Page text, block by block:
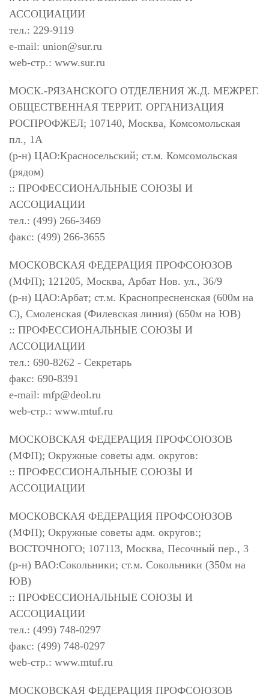
АССОЦИАЦИИ
тел.: 229-9119
e-mail: union@sur.ru
web-стр.: www.sur.ru
МОСК.-РЯЗАНСКОГО ОТДЕЛЕНИЯ Ж.Д. МЕЖРЕГ.
ОБЩЕСТВЕННАЯ ТЕРРИТ. ОРГАНИЗАЦИЯ
РОСПРОФЖЕЛ; 107140, Москва, Комсомольская
пл., 1А
(р-н) ЦАО:Красносельский; ст.м. Комсомольская
(рядом)
:: ПРОФЕССИОНАЛЬНЫЕ СОЮЗЫ И
АССОЦИАЦИИ
тел.: (499) 266-3469
факс: (499) 266-3655
МОСКОВСКАЯ ФЕДЕРАЦИЯ ПРОФСОЮЗОВ
(МФП); 121205, Москва, Арбат Нов. ул., 36/9
(р-н) ЦАО:Арбат; ст.м. Краснопресненская (600м на
С), Смоленская (Филевская линия) (650м на ЮВ)
:: ПРОФЕССИОНАЛЬНЫЕ СОЮЗЫ И
АССОЦИАЦИИ
тел.: 690-8262 - Секретарь
факс: 690-8391
e-mail: mfp@deol.ru
web-стр.: www.mtuf.ru
МОСКОВСКАЯ ФЕДЕРАЦИЯ ПРОФСОЮЗОВ
(МФП); Окружные советы адм. округов:
:: ПРОФЕССИОНАЛЬНЫЕ СОЮЗЫ И
АССОЦИАЦИИ
МОСКОВСКАЯ ФЕДЕРАЦИЯ ПРОФСОЮЗОВ
(МФП); Окружные советы адм. округов:;
ВОСТОЧНОГО; 107113, Москва, Песочный пер., 3
(р-н) ВАО:Сокольники; ст.м. Сокольники (350м на
ЮВ)
:: ПРОФЕССИОНАЛЬНЫЕ СОЮЗЫ И
АССОЦИАЦИИ
тел.: (499) 748-0297
факс: (499) 748-0297
web-стр.: www.mtuf.ru
МОСКОВСКАЯ ФЕДЕРАЦИЯ ПРОФСОЮЗОВ